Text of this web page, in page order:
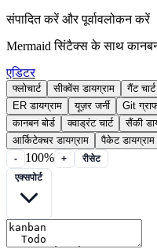
संपादित करें और पूर्वावलोकन करें
Mermaid सिंटैक्स के साथ कानबन
एडिटर
फ्लोचार्ट सीक्वेंस डायग्राम गैंट चार्ट
ER डायग्राम
यूज़र जर्नी Git
कानबन बोर्ड
क्वाड्रंट चार्ट सैंकी
आर्किटेक्चर डायग्राम
पैकेट डायग्राम
- 100% +
रीसेट
एक्सपोर्ट